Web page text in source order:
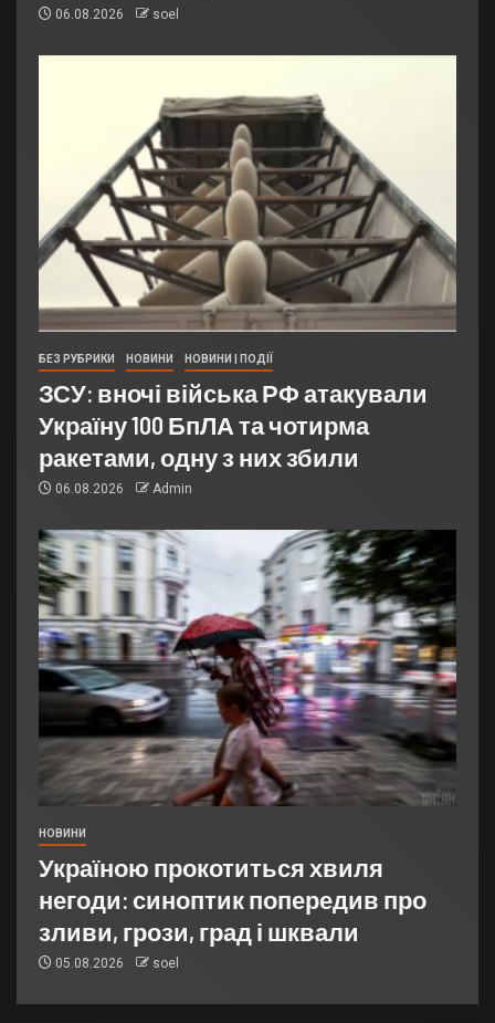
06.08.2026 soel
БЕЗ РУБРИКИ НОВИНИ НОВИНИ | ПОДІЇ
ЗСУ: вночі війська РФ атакували
Україну 100 БпЛА та чотирма
ракетами, одну з них збили
06.08.2026 Admin
НОВИНИ
Україною прокотиться хвиля
негоди: синоптик попередив про
зливи, грози, град і шквали
05.08.2026 soel